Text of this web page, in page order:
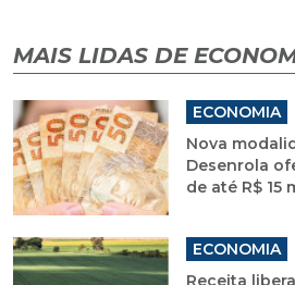
MAIS LIDAS DE
ECONOMIA
Nova
Desenrola
de até R$ 15
ECONOMIA
Receita